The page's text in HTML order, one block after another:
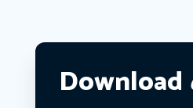
Download